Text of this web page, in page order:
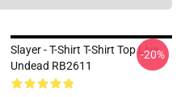
Slayer - T-Shirt T-Shirt Top Live
Undead RB2611
-20%